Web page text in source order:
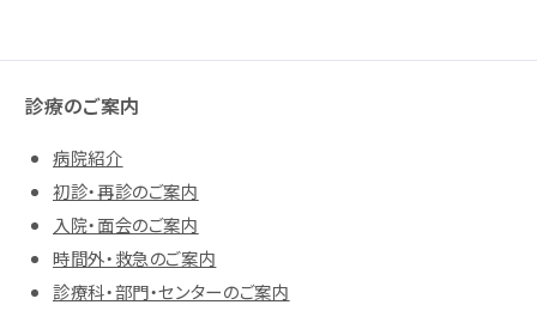
診療のご案内
病院紹介
初診・再診のご案内
入院・面会のご案内
時間外・救急のご案内
診療科・部門・センターのご案内